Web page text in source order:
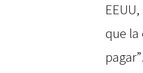
que la
pagar”.